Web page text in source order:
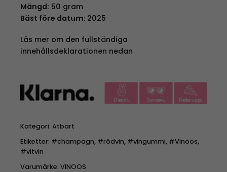
Mängd: 50 gram
Bäst före datum: 2025
Läs mer om den fullständiga
innehållsdeklarationen nedan
Kategori: Ätbart
Etiketter: #champagn, #rödvin, #vingummi, #Vinoos,
#vitvin
Varumärke: VINOOS